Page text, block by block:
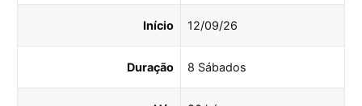
Início 12/09/26
Duração 8 Sábados